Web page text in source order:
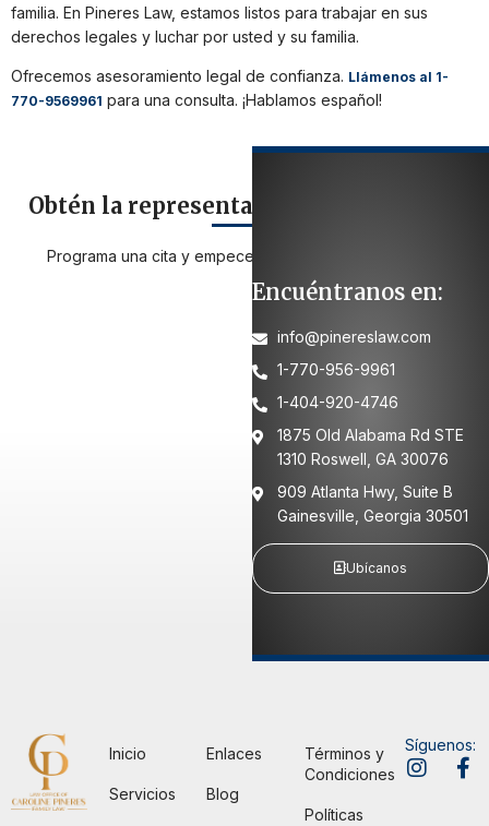
familia. En Pineres Law, estamos listos para trabajar en sus
derechos legales y luchar por usted y su familia.
Ofrecemos asesoramiento legal de confianza. Llámenos al 1-
770-9569961 para una consulta. ¡Hablamos español!
Obtén la representación que necesitas
Programa una cita y empecemos a trabajar en su caso:
Encuéntranos en:
info@pinereslaw.com
1-770-956-9961
1-404-920-4746
1875 Old Alabama Rd STE
1310 Roswell, GA 30076
909 Atlanta Hwy, Suite B
Gainesville, Georgia 30501
Ubícanos
Inicio
Servicios
Enlaces
Blog
Términos y
Condiciones
Políticas
Síguenos: